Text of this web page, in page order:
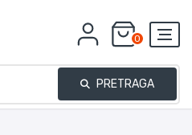
0
PRETRAGA